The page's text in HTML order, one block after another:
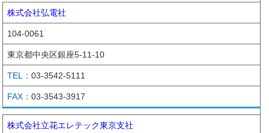
株式会社弘電社
104-0061
東京都中央区銀座5-11-10
03-3542-5111
03-3543-3917
株式会社立花エレテック東京支社